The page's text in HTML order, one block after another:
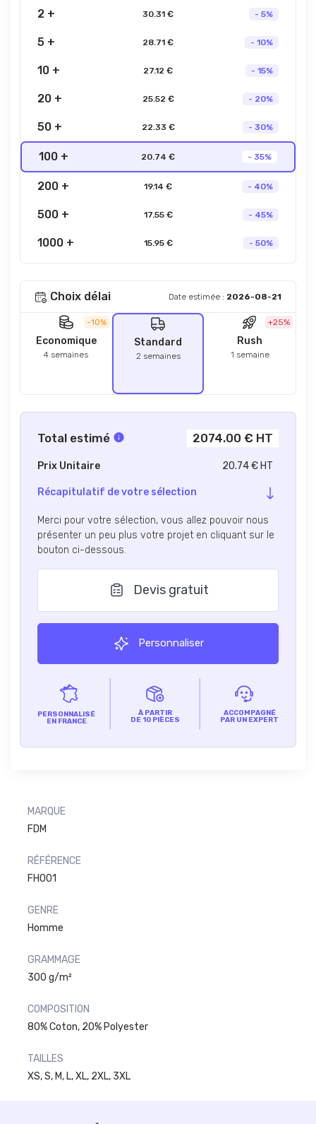
2 + 30.31 € - 5%
5 + 28.71 € - 10%
10 + 27.12 € - 15%
20 + 25.52 € - 20%
50 + 22.33 € - 30%
100 + 20.74 € - 35%
200 + 19.14 € - 40%
500 + 17.55 € - 45%
1000 + 15.95 € - 50%
Choix délai Date estimée : 2026-08-21
-10%
Economique
4 semaines
Standard
2 semaines
+25%
Rush
1 semaine
Total estimé 2074.00 € HT
Prix Unitaire 20.74 € HT
Récapitulatif de votre sélection
Merci pour votre sélection, vous allez pouvoir nous
présenter un peu plus votre projet en cliquant sur le
bouton ci-dessous.
Devis gratuit
Personnaliser
PERSONNALISÉ
EN FRANCE
À PARTIR
DE 10 PIÈCES
ACCOMPAGNÉ
PAR UN EXPERT
MARQUE
FDM
RÉFÉRENCE
FH001
GENRE
Homme
GRAMMAGE
300 g/m²
COMPOSITION
80% Coton, 20% Polyester
TAILLES
XS, S, M, L, XL, 2XL, 3XL